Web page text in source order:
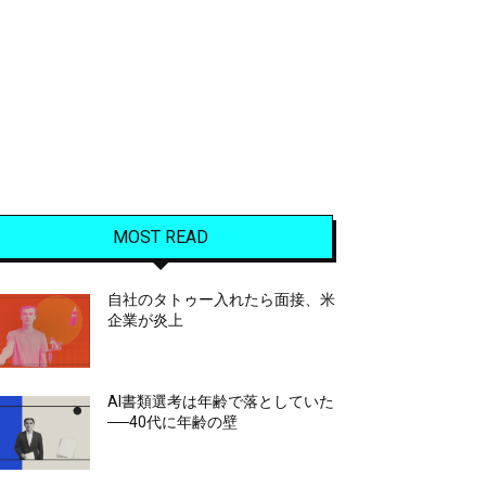
MOST READ
自社のタトゥー入れたら面接、米
企業が炎上
AI書類選考は年齢で落としていた
──40代に年齢の壁